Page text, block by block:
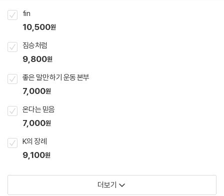
fin
10,500원
짐승처럼
9,800원
좋은 말만 하기 운동 본부
7,000원
온다는 믿음
7,000원
K의 장례
9,100원
더보기